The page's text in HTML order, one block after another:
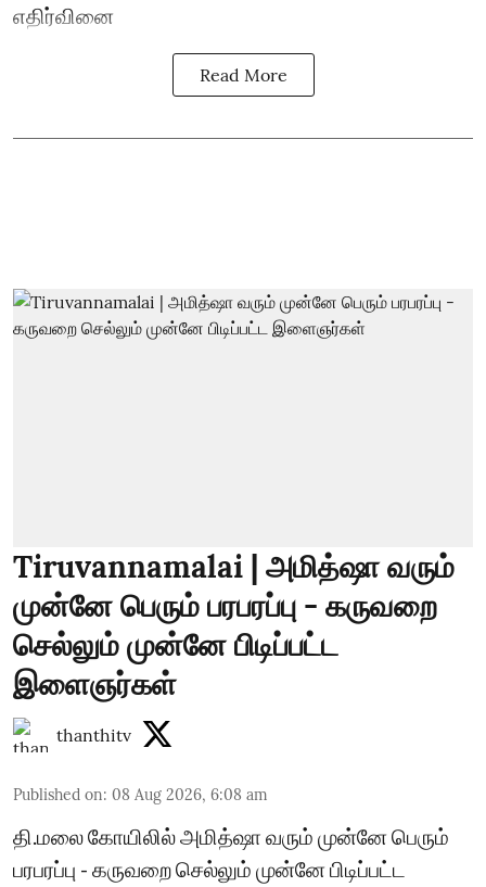
எதிர்வினை
Read More
Tiruvannamalai | அமித்ஷா வரும்
முன்னே பெரும் பரபரப்பு - கருவறை
செல்லும் முன்னே பிடிப்பட்ட
இளைஞர்கள்
thanthitv
Published on: 08 Aug 2026, 6:08 am
தி.மலை கோயிலில் அமித்ஷா வரும் முன்னே பெரும்
பரபரப்பு - கருவறை செல்லும் முன்னே பிடிப்பட்ட